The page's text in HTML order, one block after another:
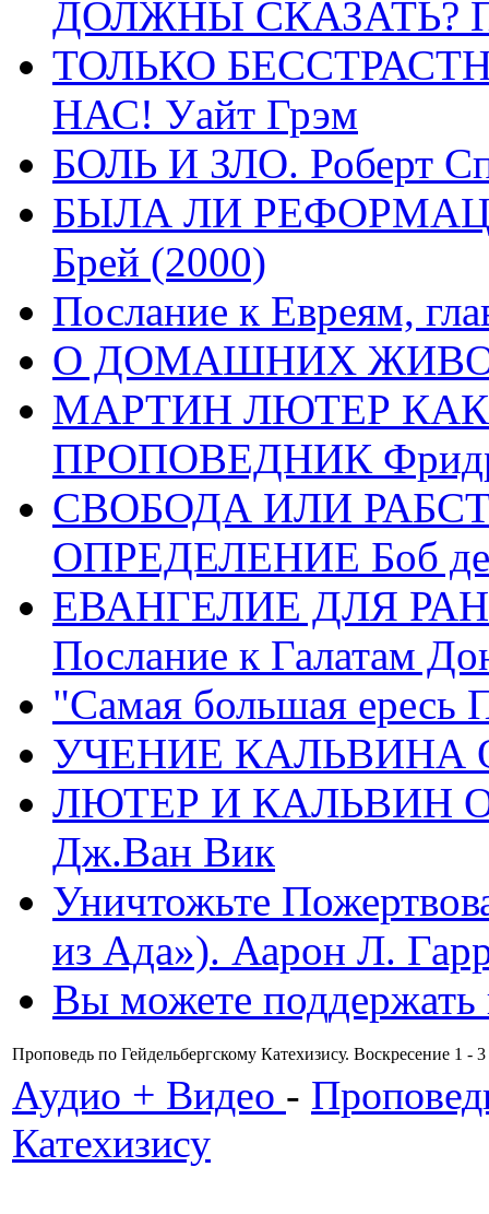
ДОЛЖНЫ СКАЗАТЬ?
ТОЛЬКО
НАС! Уайт Грэм
БОЛЬ И ЗЛО. Роберт
БЫЛА ЛИ
Брей (2000)
Послание к Евреям,
О ДОМАШНИХ
МАРТИН ЛЮТЕР
ПРОПОВЕДНИК
СВОБОДА ИЛИ
ОПРЕДЕЛЕНИЕ Боб де
ЕВАНГЕЛИЕ ДЛЯ
Послание к Галатам
"Самая большая ересь
УЧЕНИЕ КАЛЬВИНА
ЛЮТЕР И КАЛЬВИН
Дж.Ван Вик
Уничтожьте
из Ада»). Аарон Л.
Вы можете
Проповедь по Гейдельбергскому Катехизису. Воскресение 1
Аудио + Видео -
Катехизису